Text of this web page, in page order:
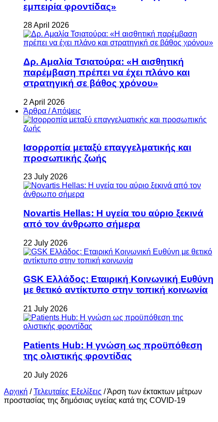
εμπειρία φροντίδας»
28 April 2026
Δρ. Αμαλία Τσιατούρα: «Η αισθητική
παρέμβαση πρέπει να έχει πλάνο και
στρατηγική σε βάθος χρόνου»
2 April 2026
Άρθρα / Απόψεις
Ισορροπία μεταξύ επαγγελματικής και
προσωπικής ζωής
23 July 2026
Novartis Hellas: Η υγεία του αύριο ξεκινά
από τον άνθρωπο σήμερα
22 July 2026
GSK Ελλάδος: Εταιρική Κοινωνική Ευθύνη
με θετικό αντίκτυπο στην τοπική κοινωνία
21 July 2026
Patients Hub: Η γνώση ως προϋπόθεση
της ολιστικής φροντίδας
20 July 2026
Αρχική / Τελευταίες Εξελίξεις /Άρση των έκτακτων μέτρων
προστασίας της δημόσιας υγείας κατά της COVID-19